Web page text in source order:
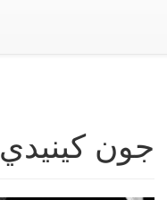
جون كينيدي